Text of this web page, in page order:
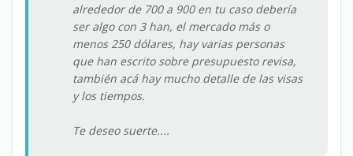
alrededor de 700 a 900 en tu caso debería
ser algo con 3 han, el mercado más o
menos 250 dólares, hay varias personas
que han escrito sobre presupuesto revisa,
también acá hay mucho detalle de las visas
y los tiempos.
Te deseo suerte....